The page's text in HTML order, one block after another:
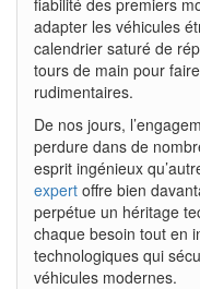
adapter les véhicules
calendrier saturé de
tours de main pour
rudimentaires.
De nos jours,
perdure dans de
esprit ingénieux
expert offre bien
perpétue un héritage
chaque besoin tout en
technologiques qui
véhicules modernes.